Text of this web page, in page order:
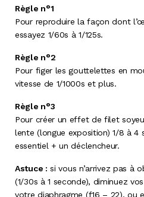
Règle n°1
Pour reproduire la façon dont
essayez 1/60s à 1/125s.
Règle n°2
Pour figer les gouttelettes en
vitesse de 1/1000s et plus.
Règle n°3
Pour créer un effet de filet
lente (longue exposition) 1/8 à 4
essentiel + un déclencheur.
Astuce : si vous n’arrivez pas à
(1/30s à 1 seconde), diminuez
votre diaphragme (f16 – 22), ou